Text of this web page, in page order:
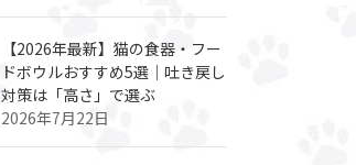
【2026年最新】猫の食器・フー
ドボウルおすすめ5選｜吐き戻し
対策は「高さ」で選ぶ
2026年7月22日